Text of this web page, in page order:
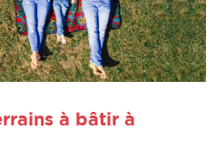
à bâtir à